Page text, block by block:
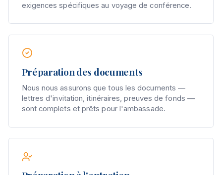
exigences spécifiques au voyage de conférence.
Préparation des documents
Nous nous assurons que tous les documents —
lettres d'invitation, itinéraires, preuves de fonds —
sont complets et prêts pour l'ambassade.